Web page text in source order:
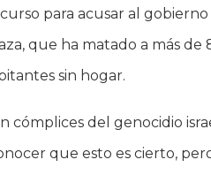
para acusar al
que ha matado a más de
sin hogar.
cómplices del genocidio
que esto es cierto,